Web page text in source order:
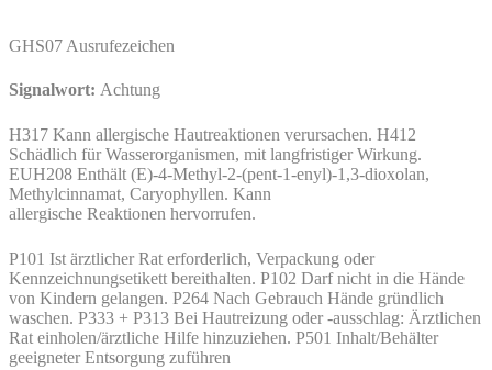
GHS07 Ausrufezeichen
Signalwort: Achtung
H317 Kann allergische Hautreaktionen verursachen. H412
Schädlich für Wasserorganismen, mit langfristiger Wirkung.
EUH208 Enthält (E)-4-Methyl-2-(pent-1-enyl)-1,3-dioxolan,
Methylcinnamat, Caryophyllen. Kann
allergische Reaktionen hervorrufen.
P101 Ist ärztlicher Rat erforderlich, Verpackung oder
Kennzeichnungsetikett bereithalten. P102 Darf nicht in die Hände
von Kindern gelangen. P264 Nach Gebrauch Hände gründlich
waschen. P333 + P313 Bei Hautreizung oder -ausschlag: Ärztlichen
Rat einholen/ärztliche Hilfe hinzuziehen. P501 Inhalt/Behälter
geeigneter Entsorgung zuführen